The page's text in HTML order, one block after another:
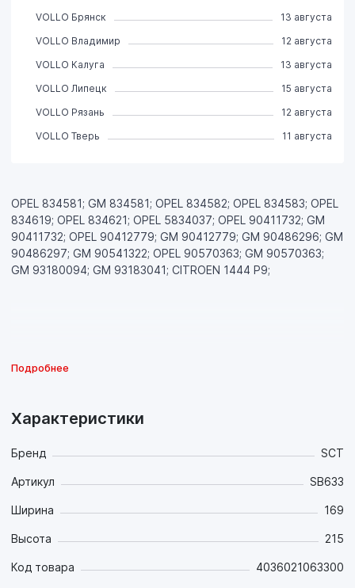
OPEL 834581; GM 834581; OPEL 834582; OPEL 834583; OPEL
834619; OPEL 834621; OPEL 5834037; OPEL 90411732; GM
90411732; OPEL 90412779; GM 90412779; GM 90486296; GM
90486297; GM 90541322; OPEL 90570363; GM 90570363;
GM 93180094; GM 93183041; CITROEN 1444 P9;
Подробнее
Характеристики
Бренд SCT
Артикул SB633
Ширина 169
Высота 215
Код товара 4036021063300
VOLLO Брянск
13 августа
VOLLO Владимир
12 августа
VOLLO Калуга
13 августа
VOLLO Липецк
15 августа
VOLLO Рязань
12 августа
VOLLO Тверь
11 августа